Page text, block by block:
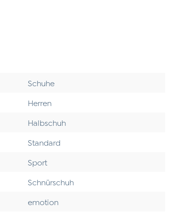
Schuhe
Herren
Halbschuh
Standard
Sport
Schnürschuh
emotion